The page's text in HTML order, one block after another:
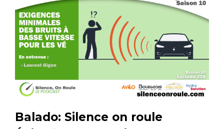
Balado: Silence on roule